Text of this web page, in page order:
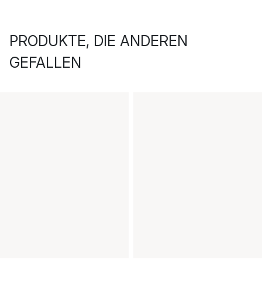
PRODUKTE, DIE ANDEREN
GEFALLEN